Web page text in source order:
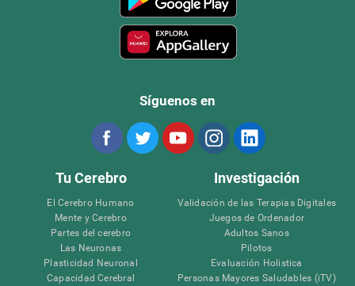
Síguenos en
Tu Cerebro
El Cerebro Humano
Mente y Cerebro
Partes del cerebro
Las Neuronas
Plasticidad Neuronal
Capacidad Cerebral
Investigación
Validación de las Terapias Digitales
Juegos de Ordenador
Adultos Sanos
Pilotos
Evaluación Holistica
Personas Mayores Saludables (iTV)